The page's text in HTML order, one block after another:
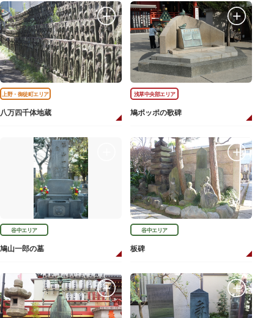
上野・御徒町エリア
八万四千体地蔵
浅草中央部エリア
鳩ポッポの歌碑
谷中エリア
鳩山一郎の墓
谷中エリア
板碑